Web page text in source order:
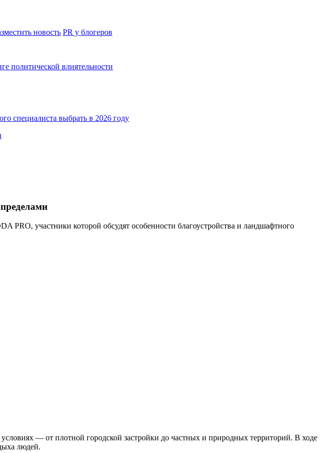
новость PR у блогеров
политической влиятельности
специалиста выбрать в 2026 году
PRO, участники которой обсудят особенности благоустройства и ландшафтного
— от плотной городской застройки до частных и природных территорий. В ходе
людей.